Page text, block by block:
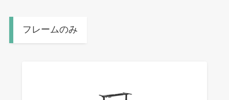
フレームのみ